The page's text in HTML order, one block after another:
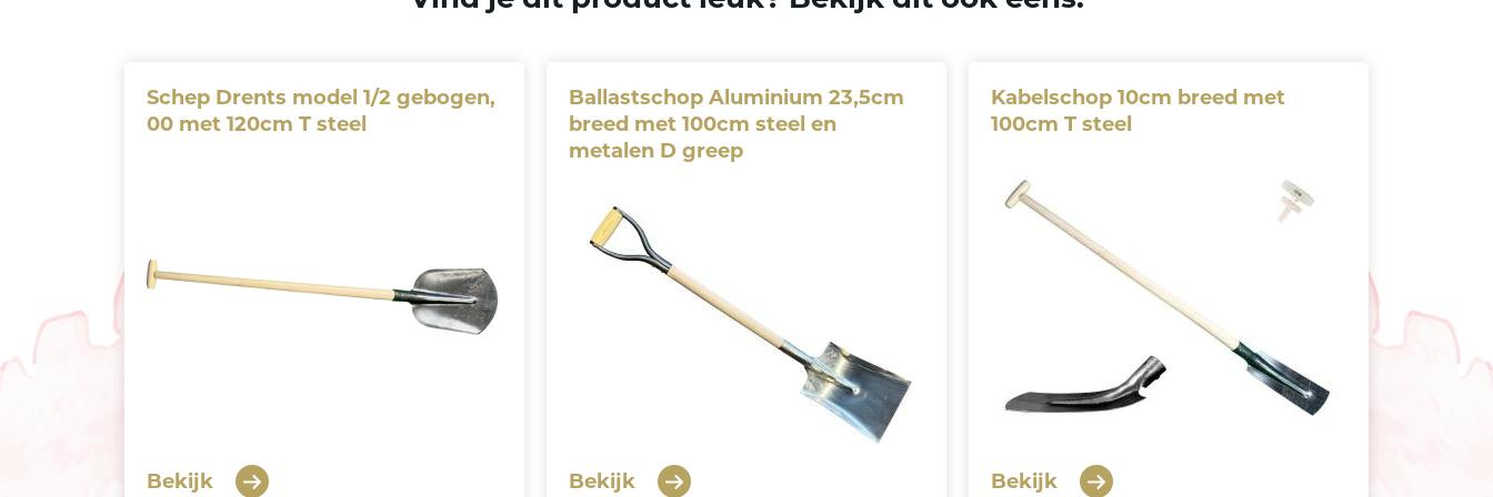
Schep Drents model 1/2 gebogen,
00 met 120cm T steel
Bekijk
Ballastschop Aluminium 23,5cm
breed met 100cm steel en
metalen D greep
Bekijk
Kabelschop 10cm breed met
100cm T steel
Bekijk